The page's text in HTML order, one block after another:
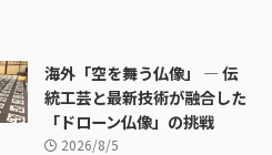
海外「空を舞う仏像」 ― 伝
統工芸と最新技術が融合した
「ドローン仏像」の挑戦
2026/8/5